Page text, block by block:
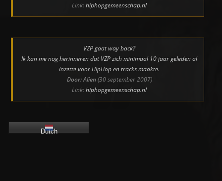
Link:hiphopgemeenschap.nl
VZP gaat way back?
Ik kan me nog herinneren dat VZP zich minimaal 10 jaar geleden al
inzette voor HipHop en tracks maakte.
Door: Alien(30 september 2007)
Link:hiphopgemeenschap.nl
Dutch